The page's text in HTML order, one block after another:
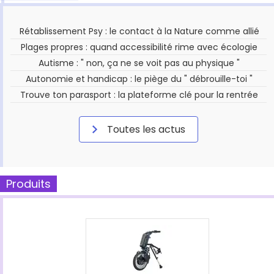
Rétablissement Psy : le contact à la Nature comme allié
Plages propres : quand accessibilité rime avec écologie
Autisme : " non, ça ne se voit pas au physique "
Autonomie et handicap : le piège du " débrouille-toi "
Trouve ton parasport : la plateforme clé pour la rentrée
Toutes les actus
Produits